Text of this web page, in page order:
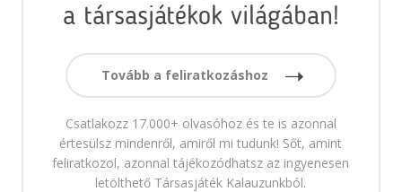
a társasjátékok világában!
Tovább a feliratkozáshoz
Csatlakozz 17.000+ olvasóhoz és te is azonnal
értesülsz mindenről, amiről mi tudunk! Sőt, amint
feliratkozol, azonnal tájékozódhatsz az ingyenesen
letölthető Társasjáték Kalauzunkból.